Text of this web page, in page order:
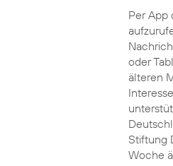
Per App
oder
älteren
Stiftung
Woche